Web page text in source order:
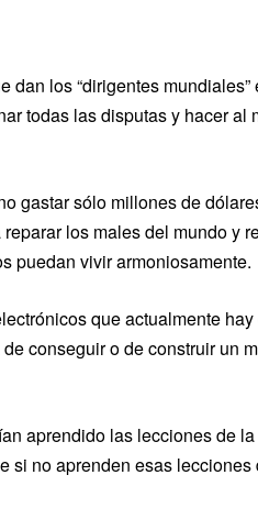
dan los “dirigentes
todas las disputas y hacer al
gastar sólo millones de
los males del mundo y
puedan vivir armoniosamente.
que actualmente
conseguir o de construir un
aprendido las lecciones de
si no aprenden esas lecciones